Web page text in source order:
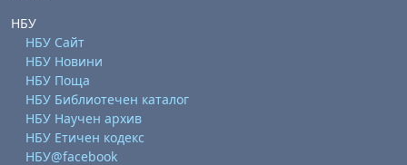
НБУ
НБУ Сайт
НБУ Новини
НБУ Поща
НБУ Библиотечен каталог
НБУ Научен архив
НБУ Етичен кодекс
НБУ@facebook